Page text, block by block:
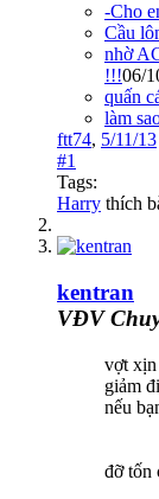
-Cho
Cầu
nhờ
!!!06/
quấn
làm
ftt74, 5/11/13
#1
Tags:
Harry thích
kentran
VĐV
vợt xịn
giảm
nếu
đỡ tốn